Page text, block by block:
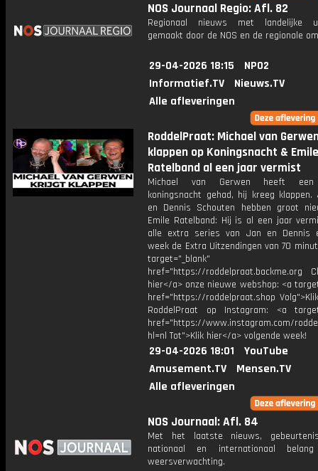
NOS Journaal Regio: Afl. 82
Regionaal nieuws met landelijke
gemaakt door de NOS en de regionale
29-04-2026 18:15
NPO2
Informatief.TV
Nieuws.TV
Alle afleveringen
RoddelPraat: Michael van
klappen op Koningsnacht & Emile
Ratelband al een jaar vermist
Michael van Gerwen heeft een
koningsnacht gehad, hij kreeg klappen.
en Dennis Schouten hebben groot
Emile Ratelband: Hij is al een jaar
alle extra series van Jan en Dennis
week de Extra Uitzendingen van 70
target="_blank"
href="https://roddelpraat.backme.org
hier</a> onze nieuwe webshop: <a
href="https://roddelpraat.shop
RoddelPraat op Instagram: <a
href="https://www.instagram.com/
hl=nl Tot">Klik hier</a> volgende week!
29-04-2026 18:01
YouTube
Amusement.TV
Mensen.TV
Alle afleveringen
NOS Journaal: Afl. 84
Met het laatste nieuws,
nationaal en internationaal
weersverwachting.